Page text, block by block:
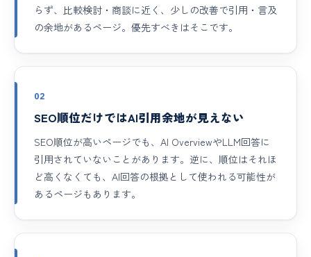
らず、比較検討・商談に近く、少しの改善で引用・言及
の余地があるページ。優先すべきはそこです。
02
SEO順位だけではAI引用余地が見えない
SEO順位が高いページでも、AI OverviewやLLM回答に
引用されていないことがあります。逆に、順位はそれほ
ど高くなくても、AI回答の根拠として使われる可能性が
あるページもあります。